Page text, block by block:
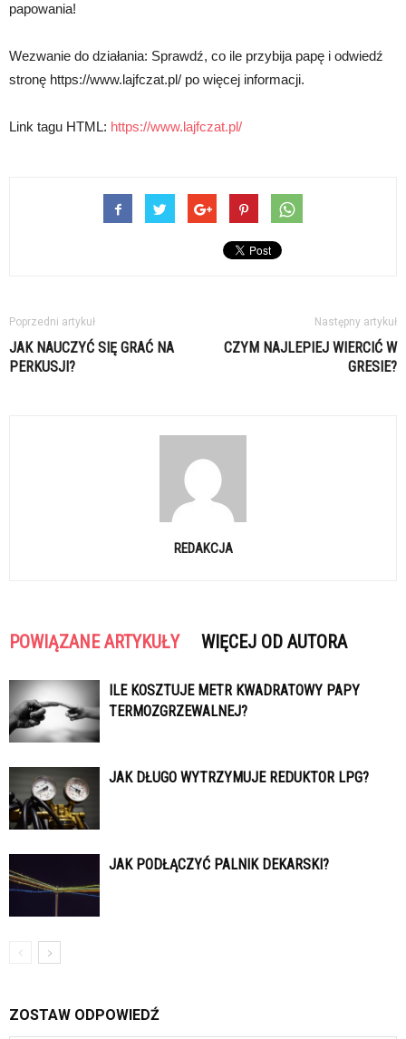
papowania!
Wezwanie do działania: Sprawdź, co ile przybija papę i odwiedź
stronę https://www.lajfczat.pl/ po więcej informacji.
Link tagu HTML: https://www.lajfczat.pl/
Poprzedni artykuł
JAK NAUCZYĆ SIĘ GRAĆ NA
PERKUSJI?
Następny artykuł
CZYM NAJLEPIEJ WIERCIĆ W
GRESIE?
REDAKCJA
POWIĄZANE ARTYKUŁY WIĘCEJ OD AUTORA
ILE KOSZTUJE METR KWADRATOWY PAPY
TERMOZGRZEWALNEJ?
JAK DŁUGO WYTRZYMUJE REDUKTOR LPG?
JAK PODŁĄCZYĆ PALNIK DEKARSKI?
ZOSTAW ODPOWIEDŹ